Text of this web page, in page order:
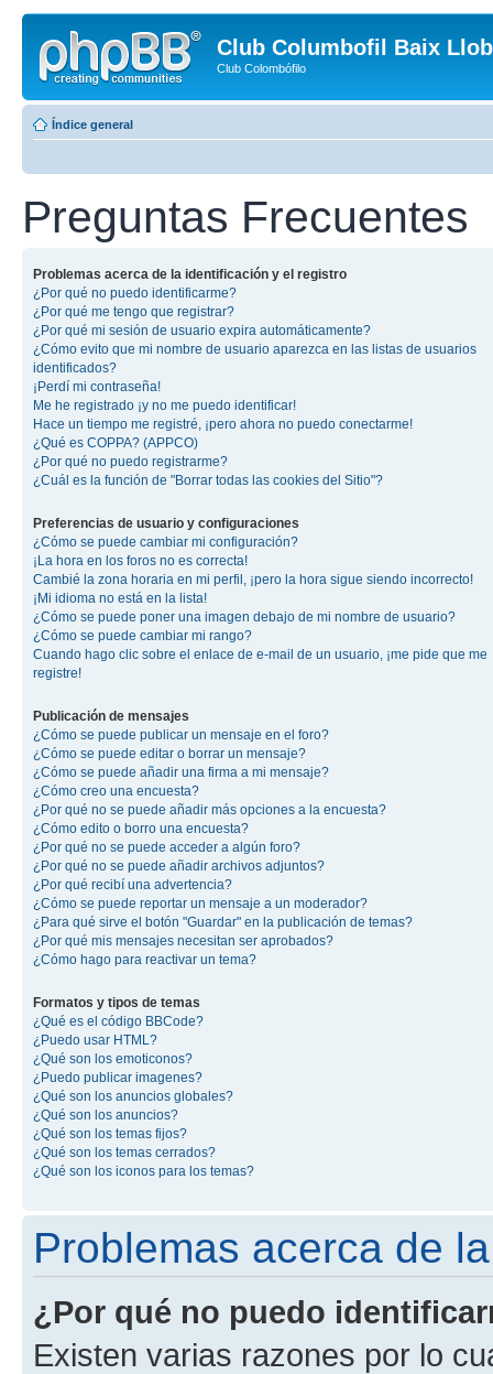
Club Columbofil Baix
Club Colombófilo
Índice general
Preguntas Frecuentes
Problemas acerca de la identificación y el registro
¿Por qué no puedo identificarme?
¿Por qué me tengo que registrar?
¿Por qué mi sesión de usuario expira automáticamente?
¿Cómo evito que mi nombre de usuario aparezca en las listas de usuarios
identificados?
¡Perdí mi contraseña!
Me he registrado ¡y no me puedo identificar!
Hace un tiempo me registré, ¡pero ahora no puedo conectarme!
¿Qué es COPPA? (APPCO)
¿Por qué no puedo registrarme?
¿Cuál es la función de "Borrar todas las cookies del Sitio"?
Preferencias de usuario y configuraciones
¿Cómo se puede cambiar mi configuración?
¡La hora en los foros no es correcta!
Cambié la zona horaria en mi perfil, ¡pero la hora sigue siendo incorrecto!
¡Mi idioma no está en la lista!
¿Cómo se puede poner una imagen debajo de mi nombre de usuario?
¿Cómo se puede cambiar mi rango?
Cuando hago clic sobre el enlace de e-mail de un usuario, ¡me pide que me
registre!
Publicación de mensajes
¿Cómo se puede publicar un mensaje en el foro?
¿Cómo se puede editar o borrar un mensaje?
¿Cómo se puede añadir una firma a mi mensaje?
¿Cómo creo una encuesta?
¿Por qué no se puede añadir más opciones a la encuesta?
¿Cómo edito o borro una encuesta?
¿Por qué no se puede acceder a algún foro?
¿Por qué no se puede añadir archivos adjuntos?
¿Por qué recibí una advertencia?
¿Cómo se puede reportar un mensaje a un moderador?
¿Para qué sirve el botón "Guardar" en la publicación de temas?
¿Por qué mis mensajes necesitan ser aprobados?
¿Cómo hago para reactivar un tema?
Formatos y tipos de temas
¿Qué es el código BBCode?
¿Puedo usar HTML?
¿Qué son los emoticonos?
¿Puedo publicar imagenes?
¿Qué son los anuncios globales?
¿Qué son los anuncios?
¿Qué son los temas fijos?
¿Qué son los temas cerrados?
¿Qué son los iconos para los temas?
Problemas acerca de
¿Por qué no puedo
Existen varias razones por lo